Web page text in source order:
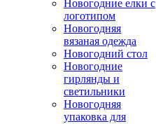
Новогодние елки с
логотипом
Новогодняя
вязаная одежда
Новогодний стол
Новогодние
гирлянды и
светильники
Новогодняя
упаковка для